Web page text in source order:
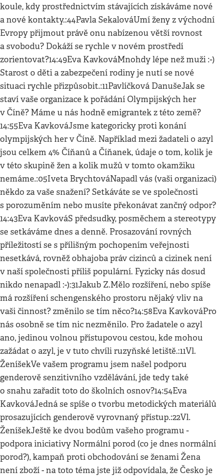
koule, kdy prostřednictvím stávajících získáváme nové
a nové kontakty.:44Pavla SekalováUmí ženy z východní
Evropy přijmout právě onu nabízenou větší rovnost
a svobodu? Dokáží se rychle v novém prostředí
zorientovat?14:49Eva KavkováMnohdy lépe než muži :-)
Starost o děti a zabezpečení rodiny je nutí se nové
situaci rychle přizpůsobit.:11Pavlíčková DanušeJak se
staví vaše organizace k pořádání Olympijských her
v Číně? Máme u nás hodně emigrantek z této země?
14:55Eva KavkováJsme kategoricky proti konání
olympijských her v Číně. Například mezi žadateli o azyl
jsou celkem 4% Číňanů a Číňanek, údaje o tom, kolik je
v této skupině žen a kolik mužů v tomto okamžiku
nemáme.:05Iveta BrychtováNapadl vás (vaši organizaci)
někdo za vaše snažení? Setkáváte se ve společnosti
s porozuměním nebo musíte překonávat zančný odpor?
14:43Eva KavkováS předsudky, posměchem a stereotypy
se setkáváme dnes a denně. Prosazování rovných
příležitostí se s přílišným pochopením veřejnosti
nesetkává, rovněž obhajoba práv cizinců a cizinek není
v naší společnosti příliš populární. Fyzicky nás dosud
nikdo nenapadl :-):31Jakub Z.Mělo rozšíření, nebo spíše
má rozšíření schengenského prostoru nějaký vliv na
vaši činnost? změnilo se tím něco?14:58Eva KavkováPro
nás osobně se tím nic nezměnilo. Pro žadatele o azyl
ano, jedinou volnou přístupovou cestou, kde mohou
zažádat o azyl, je v tuto chvíli ruzyňské letiště.:11Vl.
ŽeníšekVe vašem programu jsem našel podporu
genderově senzitivního vzdělávání, jde tedy také
o snahu zařadit toto do školních osnov?14:54Eva
KavkováJedná se spíše o tvorbu metodických materiálů
prosazujících genderově vyrovnaný přístup.:22Vl.
ŽeníšekJeště ke dvou bodům vašeho programu -
podpora iniciativy Normální porod (co je dnes normální
porod?), kampaň proti obchodování se ženami Žena
není zboží - na toto téma jste již odpovídala, že Česko je